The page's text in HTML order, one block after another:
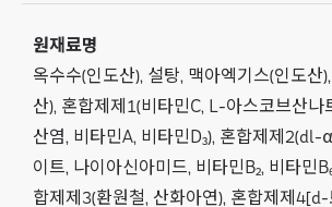
원재료명
옥수수(인도산), 설탕, 맥아엑기스(인도산
산), 혼합제제1(비타민C, L-아스코브산나
산염, 비타민A, 비타민D₃), 혼합제제2(dl-
이트, 나이아신아미드, 비타민B₂, 비타민
합제제3(환원철, 산화아연), 혼합제제